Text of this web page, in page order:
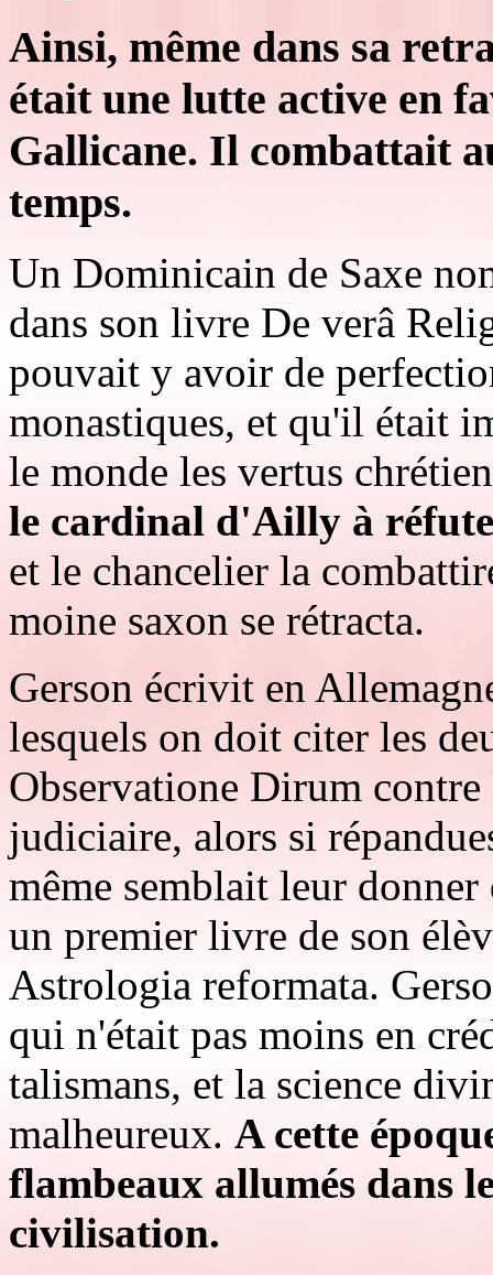
Ainsi, même dans sa
était une lutte active en
Gallicane. Il combattait
temps.
Un Dominicain de Saxe
dans son livre De verâ
pouvait y avoir de
monastiques, et qu'il était
le monde les vertus
le cardinal d'Ailly à
et le chancelier la
moine saxon se rétracta.
Gerson écrivit en
lesquels on doit citer les
Observatione Dirum
judiciaire, alors si
même semblait leur
un premier livre de son
Astrologia reformata.
qui n'était pas moins en
talismans, et la science
malheureux. A cette
flambeaux allumés dans
civilisation.